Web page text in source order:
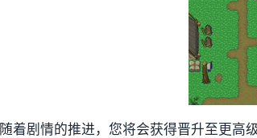
随着剧情的推进，您将会获得晋升至更高